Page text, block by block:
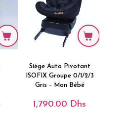
Siège Auto Pivotant
ISOFIX Groupe 0/1/2/3
Gris – Mon Bébé
1,790.00 Dhs